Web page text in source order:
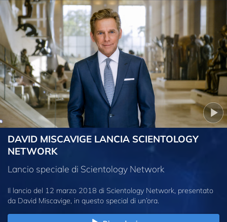
DAVID MISCAVIGE LANCIA SCIENTOLOGY
NETWORK
Lancio speciale di Scientology Network
Il lancio del 12 marzo 2018 di Scientology Network, presentato
da David Miscavige, in questo special di un’ora.